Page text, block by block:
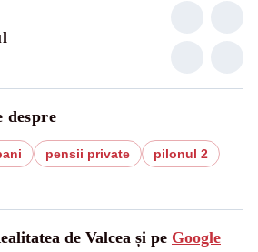
despre
pensii private
pilonul 2
de Valcea și pe Google